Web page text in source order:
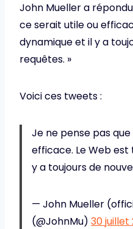
John Mueller a
ce serait utile ou
dynamique et il y a
requêtes. »
Voici ces tweets :
Je ne pense pas
efficace. Le Web
y a toujours de
— John Mueller
(@JohnMu) 30 juillet